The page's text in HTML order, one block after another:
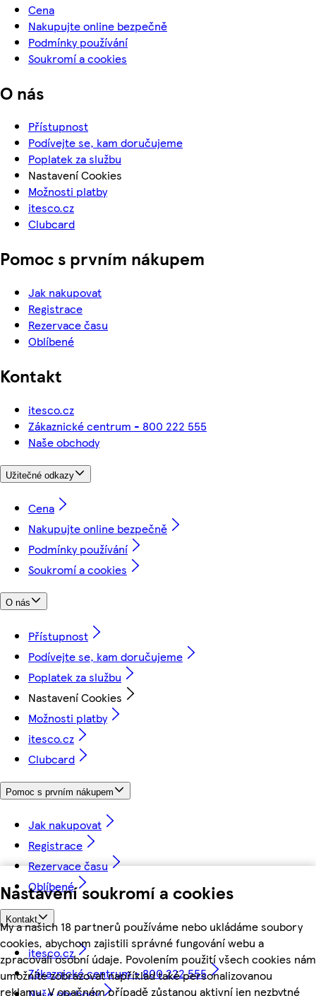
Nastavení soukromí a cookies
My a našich 18 partnerů používáme nebo ukládáme soubory
cookies, abychom zajistili správné fungování webu a
zpracovali osobní údaje. Povolením použití všech cookies nám
umožníte zobrazovat například také personalizovanou
reklamu. V opačném případě zůstanou aktivní jen nezbytné
Cena
Nakupujte online bezpečně
Podmínky používání
Soukromí a cookies
O nás
Přístupnost
Podívejte se, kam doručujeme
Poplatek za službu
Nastavení Cookies
Možnosti platby
itesco.cz
Clubcard
Pomoc s prvním nákupem
Jak nakupovat
Registrace
Rezervace času
Oblíbené
Kontakt
itesco.cz
Zákaznické centrum - 800 222 555
Naše obchody
Užitečné odkazy
Cena
Nakupujte online bezpečně
Podmínky používání
Soukromí a cookies
O nás
Přístupnost
Podívejte se, kam doručujeme
Poplatek za službu
Nastavení Cookies
Možnosti platby
itesco.cz
Clubcard
Pomoc s prvním nákupem
Jak nakupovat
Registrace
Rezervace času
Oblíbené
Kontakt
itesco.cz
Zákaznické centrum - 800 222 555